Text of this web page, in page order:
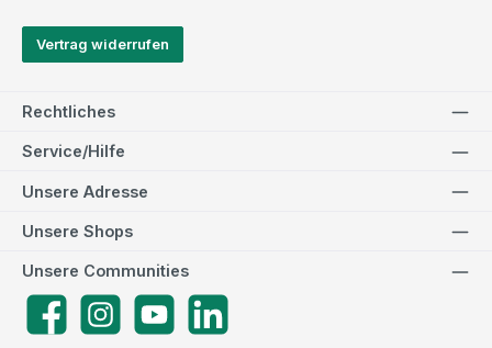
Vertrag widerrufen
Rechtliches
Service/Hilfe
Unsere Adresse
Unsere Communities
FacebookInstagramYouTube
Unsere Shops